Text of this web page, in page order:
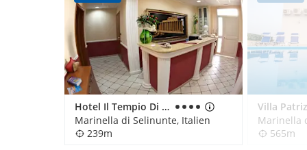
Hotel Il Tempio Di Hera
Marinella di Selinunte, Italien
239m
Marinella
565m